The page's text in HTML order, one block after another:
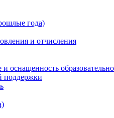
года)
и отчисления
оснащенность
поддержки